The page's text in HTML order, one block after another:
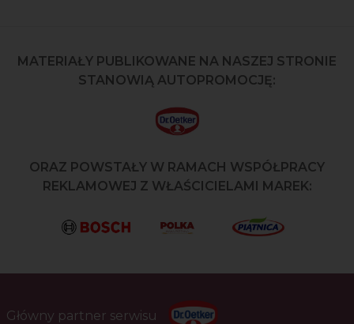
MATERIAŁY PUBLIKOWANE NA NASZEJ STRONIE
STANOWIĄ AUTOPROMOCJĘ:
ORAZ POWSTAŁY W RAMACH WSPÓŁPRACY
REKLAMOWEJ Z WŁAŚCICIELAMI MAREK:
Główny partner serwisu